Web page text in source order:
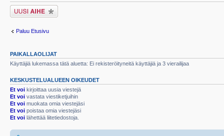
Lähetä uusi viesti
Paluu Etusivu
PAIKALLAOLIJAT
Käyttäjiä lukemassa tätä aluetta: Ei rekisteröityneitä käyttäjiä ja 3 vierailijaa
KESKUSTELUALUEEN OIKEUDET
Et voi kirjoittaa uusia viestejä
Et voi vastata viestiketjuihin
Et voi muokata omia viestejäsi
Et voi poistaa omia viestejäsi
Et voi lähettää liitetiedostoja.